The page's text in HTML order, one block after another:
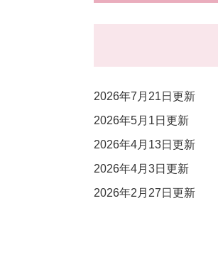
2026年7月21日更新
2026年5月1日更新
2026年4月13日更新
2026年4月3日更新
2026年2月27日更新